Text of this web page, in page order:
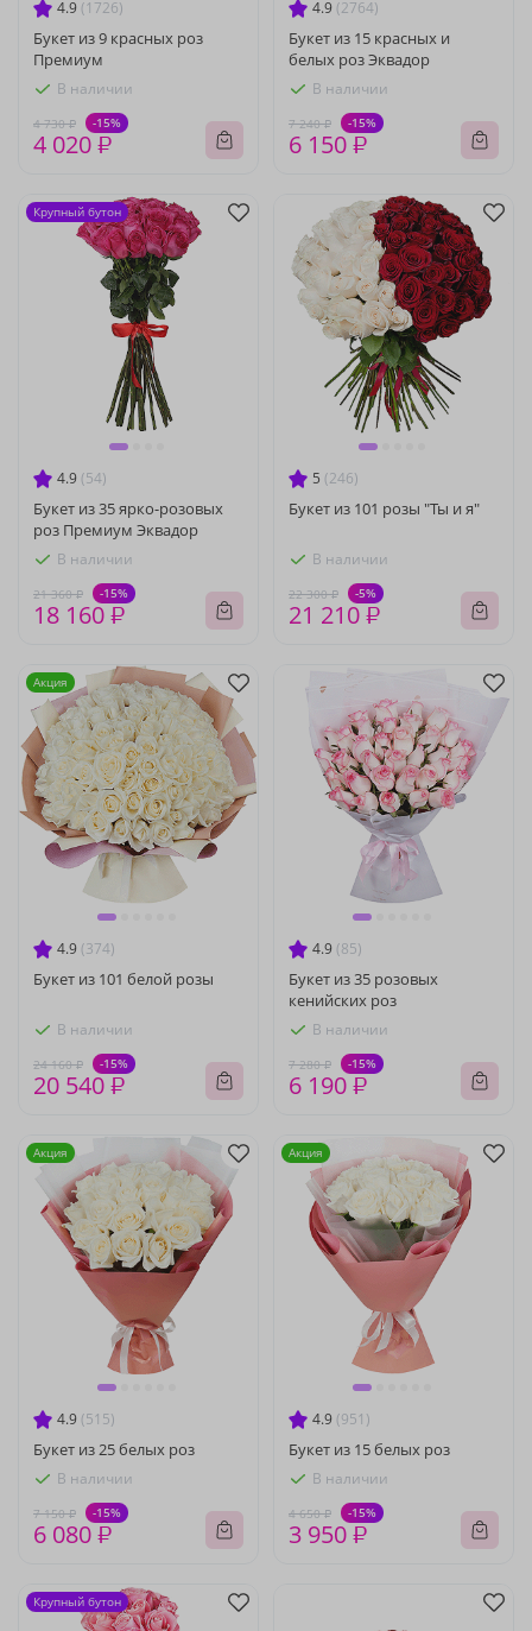
4.9 (1726)
Букет из 9 красных роз
Премиум
В наличии
4 730 ₽ -15%
4 020 ₽
4.9 (2764)
Букет из 15 красных и
белых роз Эквадор
В наличии
7 240 ₽ -15%
6 150 ₽
4.9 (54)
Букет из 35 ярко-розовых
роз Премиум Эквадор
В наличии
21 360 ₽ -15%
18 160 ₽
Крупный бутон
5 (246)
Букет из 101 розы "Ты и я"
В наличии
22 300 ₽ -5%
21 210 ₽
4.9 (374)
Букет из 101 белой розы
В наличии
24 160 ₽ -15%
20 540 ₽
Акция
4.9 (85)
Букет из 35 розовых
кенийских роз
В наличии
7 280 ₽ -15%
6 190 ₽
4.9 (515)
Букет из 25 белых роз
В наличии
7 150 ₽ -15%
6 080 ₽
Акция
4.9 (951)
Букет из 15 белых роз
В наличии
4 650 ₽ -15%
3 950 ₽
Акция
Крупный бутон